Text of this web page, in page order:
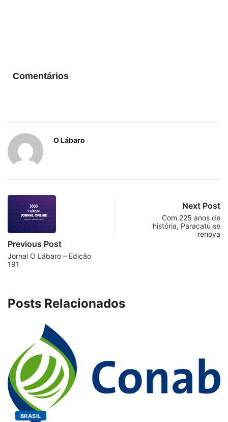
Comentários
O Lábaro
Previous Post
Jornal O Lábaro – Edição
191
Next Post
Com 225 anos de
história, Paracatu se
renova
Posts Relacionados
BRASIL